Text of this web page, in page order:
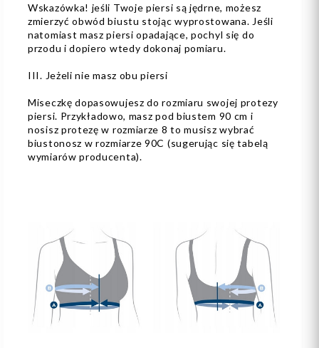
Wskazówka! jeśli Twoje piersi są jędrne, możesz
zmierzyć obwód biustu stojąc wyprostowana. Jeśli
natomiast masz piersi opadające, pochyl się do
przodu i dopiero wtedy dokonaj pomiaru.
III. Jeżeli nie masz obu piersi
Miseczkę dopasowujesz do rozmiaru swojej protezy
piersi. Przykładowo, masz pod biustem 90 cm i
nosisz protezę w rozmiarze 8 to musisz wybrać
biustonosz w rozmiarze 90C (sugerując się tabelą
wymiarów producenta).